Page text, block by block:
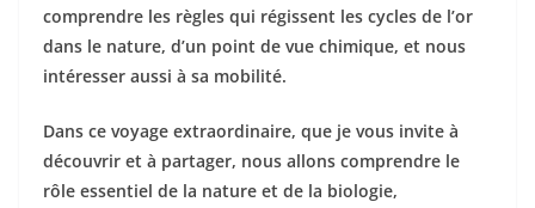
comprendre les règles qui régissent les cycles de l’or
dans le nature, d’un point de vue chimique, et nous
intéresser aussi à sa mobilité.
Dans ce voyage extraordinaire, que je vous invite à
découvrir et à partager, nous allons comprendre le
rôle essentiel de la nature et de la biologie,